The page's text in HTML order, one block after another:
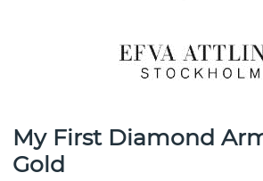
My First Diamond
Gold